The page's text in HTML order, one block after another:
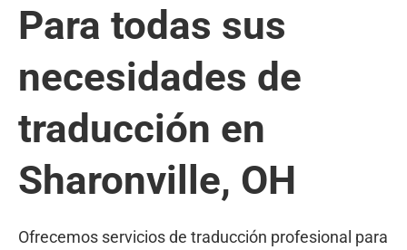
Para todas sus
necesidades de
traducción en
Sharonville, OH
Ofrecemos servicios de traducción profesional para